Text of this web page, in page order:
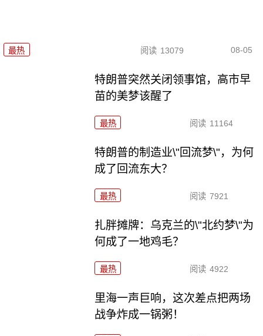
最热 阅读 13079 08-05
特朗普突然关闭领事馆，高市早
苗的美梦该醒了
最热 阅读 11164
特朗普的制造业\"回流梦\"，为何
成了回流东大？
最热 阅读 7921
扎胖摊牌：乌克兰的\"北约梦\"为
何成了一地鸡毛？
最热 阅读 4922
里海一声巨响，这次差点把两场
战争炸成一锅粥！